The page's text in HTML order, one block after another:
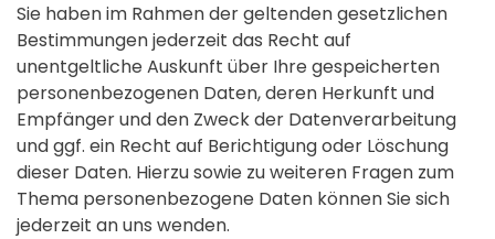
Sie haben im Rahmen der geltenden gesetzlichen
Bestimmungen jederzeit das Recht auf
unentgeltliche Auskunft über Ihre gespeicherten
personenbezogenen Daten, deren Herkunft und
Empfänger und den Zweck der Datenverarbeitung
und ggf. ein Recht auf Berichtigung oder Löschung
dieser Daten. Hierzu sowie zu weiteren Fragen zum
Thema personenbezogene Daten können Sie sich
jederzeit an uns wenden.